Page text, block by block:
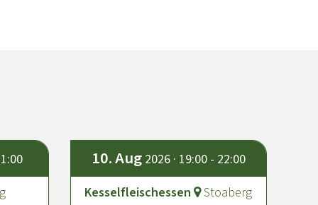
10.Aug2026 · 19:00 - 22:00
Kesselfleischessen Stoaberg